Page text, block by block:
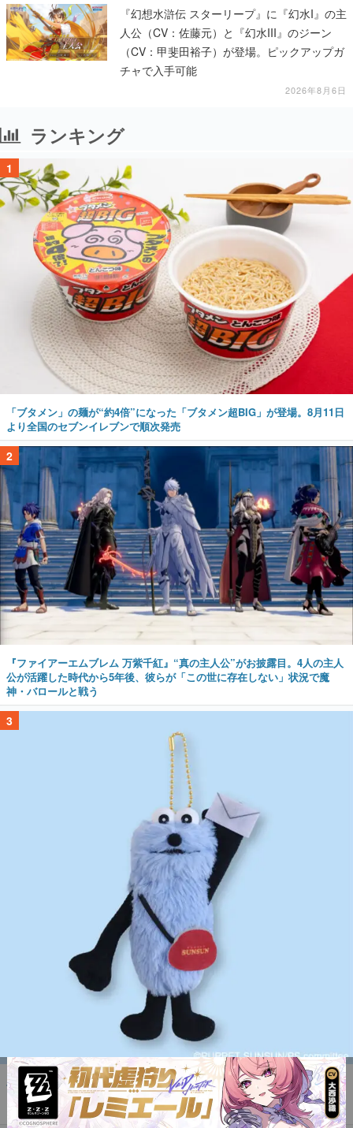
『幻想水滸伝 スターリープ』に『幻水I』の主
人公（CV：佐藤元）と『幻水III』のジーン
（CV：甲斐田裕子）が登場。ピックアップガ
チャで入手可能
2026年8月6日
ランキング
1
「ブタメン」の麺が“約4倍”になった「ブタメン超BIG」が登場。8月11日
より全国のセブンイレブンで順次発売
2
『ファイアーエムブレム 万紫千紅』“真の主人公”がお披露目。4人の主人
公が活躍した時代から5年後、彼らが「この世に存在しない」状況で魔
神・バロールと戦う
3
パペットスンスンの郵便局限定グッズが登場。お手紙を持ったスンスンの
マスコットや、スンスンがプリントされたレターセットなどがラインナッ
プ